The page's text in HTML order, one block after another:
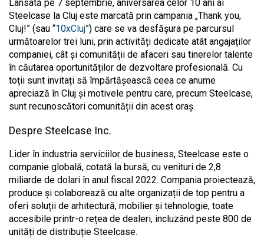
Lansată pe 7 septembrie, aniversarea celor 10 ani ai
Steelcase la Cluj este marcată prin campania „Thank you,
Cluj!” (sau “10xCluj”) care se va desfășura pe parcursul
următoarelor trei luni, prin activități dedicate atât angajaților
companiei, cât și comunității de afaceri sau tinerelor talente
în căutarea oportunităților de dezvoltare profesională. Cu
toții sunt invitați să împărtășească ceea ce anume
apreciază în Cluj și motivele pentru care, precum Steelcase,
sunt recunoscători comunității din acest oraș.
Despre Steelcase Inc.
Lider în industria serviciilor de business, Steelcase este o
companie globală, cotată la bursă, cu venituri de 2,8
miliarde de dolari în anul fiscal 2022. Compania proiectează,
produce și colaborează cu alte organizații de top pentru a
oferi soluții de arhitectură, mobilier și tehnologie, toate
accesibile printr-o rețea de dealeri, incluzând peste 800 de
unități de distribuție Steelcase.